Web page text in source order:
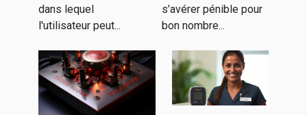
dans lequel
l'utilisateur peut...
s’avérer pénible pour
bon nombre...